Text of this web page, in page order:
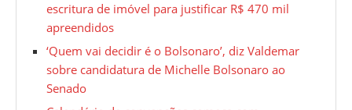
escritura de imóvel para justificar R$ 470 mil
apreendidos
‘Quem vai decidir é o Bolsonaro’, diz Valdemar
sobre candidatura de Michelle Bolsonaro ao
Senado